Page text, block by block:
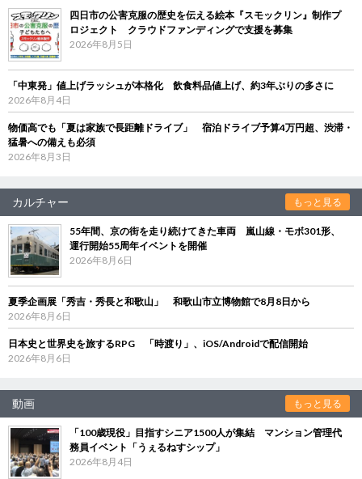
四日市の公害克服の歴史を伝える絵本『スモックリン』制作プ
ロジェクト クラウドファンディングで支援を募集
2026年8月5日
「中東発」値上げラッシュが本格化 飲食料品値上げ、約3年ぶりの多さに
2026年8月4日
物価高でも「夏は家族で長距離ドライブ」 宿泊ドライブ予算4万円超、渋滞・
猛暑への備えも必須
2026年8月3日
カルチャー もっと見る
55年間、京の街を走り続けてきた車両 嵐山線・モボ301形、
運行開始55周年イベントを開催
2026年8月6日
夏季企画展「秀吉・秀長と和歌山」 和歌山市立博物館で8月8日から
2026年8月6日
日本史と世界史を旅するRPG 「時渡り」、iOS/Androidで配信開始
2026年8月6日
動画 もっと見る
「100歳現役」目指すシニア1500人が集結 マンション管理代
務員イベント「うぇるねすシップ」
2026年8月4日